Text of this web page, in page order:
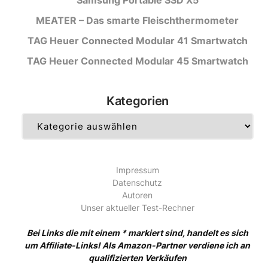
MEATER – Das smarte Fleischthermometer
TAG Heuer Connected Modular 41 Smartwatch
TAG Heuer Connected Modular 45 Smartwatch
Kategorien
Impressum
Datenschutz
Autoren
Unser aktueller Test-Rechner
Bei Links die mit einem * markiert sind, handelt es sich
um Affiliate-Links! Als Amazon-Partner verdiene ich an
qualifizierten Verkäufen